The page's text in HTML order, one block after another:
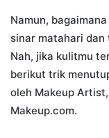
Namun,
sinar matahari
Nah, jika kulitmu
berikut trik
oleh Makeup
Makeup.com.